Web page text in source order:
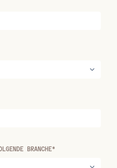
BRANCHE*